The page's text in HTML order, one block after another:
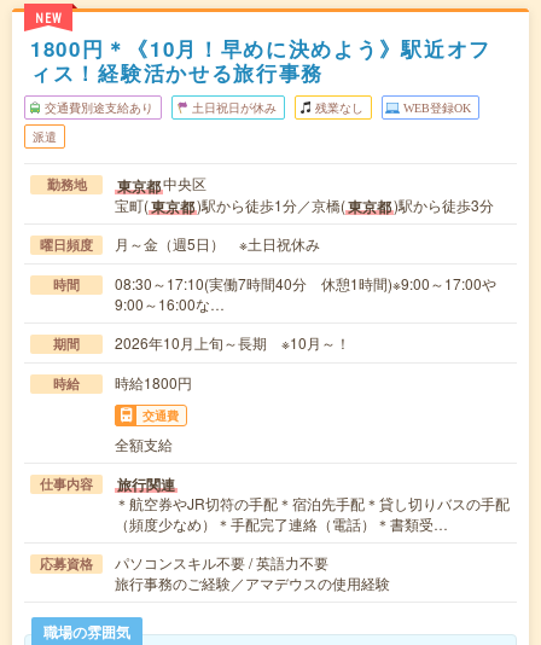
NEW
1800円＊《10月！早めに決めよう》駅近オフ
ィス！経験活かせる旅行事務
交通費別途支給あり 土日祝日が休み 残業なし WEB登録OK
派遣
勤務地 東京都中央区
宝町(東京都)駅から徒歩1分／京橋(東京都)駅から徒歩3分
曜日頻度 月～金（週5日） ※土日祝休み
時間
08:30～17:10(実働7時間40分 休憩1時間)※9:00～17:00や
9:00～16:00な…
期間 2026年10月上旬～長期 ※10月～！
時給 時給1800円
交通費
全額支給
仕事内容 旅行関連
＊航空券やJR切符の手配＊宿泊先手配＊貸し切りバスの手配
（頻度少なめ）＊手配完了連絡（電話）＊書類受…
応募資格
パソコンスキル不要 / 英語力不要
旅行事務のご経験／アマデウスの使用経験
職場の雰囲気